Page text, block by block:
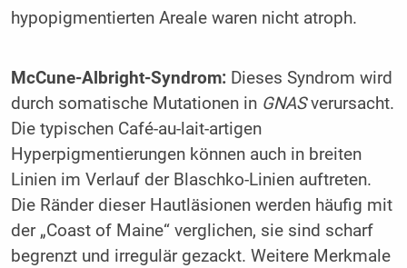
hypopigmentierten Areale waren nicht atroph.
McCune-Albright-Syndrom: Dieses Syndrom wird
durch somatische Mutationen in GNASverursacht.
Die typischen Café-au-lait-artigen
Hyperpigmentierungen können auch in breiten
Linien im Verlauf der Blaschko-Linien auftreten.
Die Ränder dieser Hautläsionen werden häufig mit
der „Coast of Maine“ verglichen, sie sind scharf
begrenzt und irregulär gezackt. Weitere Merkmale